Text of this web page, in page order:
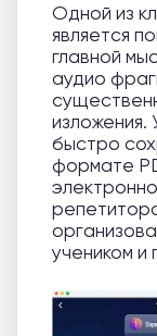
Одной из
является
главной
аудио
изложения.
быстро
формате
учеником